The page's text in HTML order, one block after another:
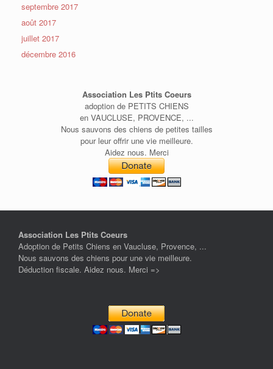
septembre 2017
août 2017
juillet 2017
décembre 2016
Association Les Ptits Coeurs
adoption de PETITS CHIENS
en VAUCLUSE, PROVENCE, ...
Nous sauvons des chiens de petites tailles
pour leur offrir une vie meilleure.
Aidez nous. Merci
Association Les Ptits Coeurs
Adoption de Petits Chiens en Vaucluse, Provence, ...
Nous sauvons des chiens pour une vie meilleure.
Déduction fiscale. Aidez nous. Merci =>